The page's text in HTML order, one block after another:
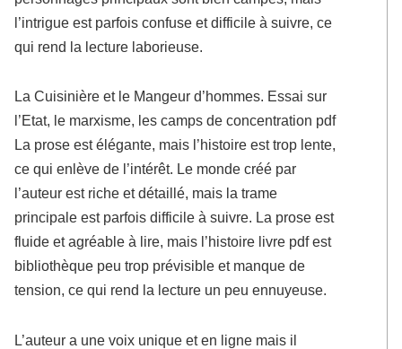
l’intrigue est parfois confuse et difficile à suivre, ce
qui rend la lecture laborieuse.
La Cuisinière et le Mangeur d’hommes. Essai sur
l’Etat, le marxisme, les camps de concentration pdf
La prose est élégante, mais l’histoire est trop lente,
ce qui enlève de l’intérêt. Le monde créé par
l’auteur est riche et détaillé, mais la trame
principale est parfois difficile à suivre. La prose est
fluide et agréable à lire, mais l’histoire livre pdf est
bibliothèque peu trop prévisible et manque de
tension, ce qui rend la lecture un peu ennuyeuse.
L’auteur a une voix unique et en ligne mais il